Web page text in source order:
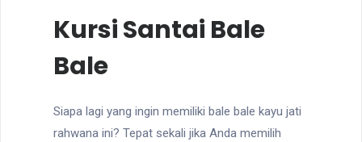
Kursi Santai Bale
Bale
Siapa lagi yang ingin memiliki bale bale kayu jati
rahwana ini? Tepat sekali jika Anda memilih